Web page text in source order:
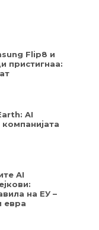
Flip8 и
пристигнаа:
AI
AI
на ЕУ –
евра